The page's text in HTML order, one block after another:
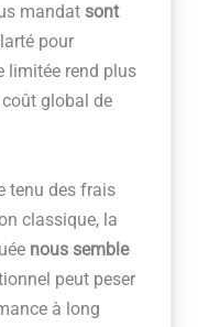
mandat sont
pour
limitée rend plus
global de
tenu des frais
classique, la
nous semble
peut peser
à long